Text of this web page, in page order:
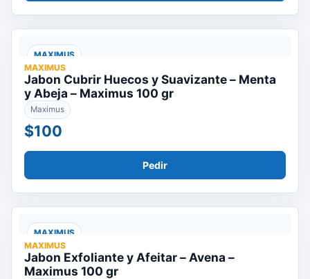
MAXIMUS
MAXIMUS
Jabon Cubrir Huecos y Suavizante – Menta
y Abeja – Maximus 100 gr
Maximus
$100
Pedir
MAXIMUS
MAXIMUS
Jabon Exfoliante y Afeitar – Avena –
Maximus 100 gr